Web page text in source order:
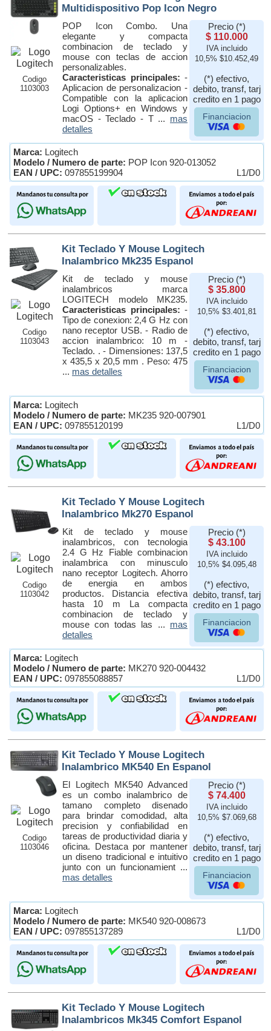
Codigo
1103003
Multidispositivo Pop Icon Negro
POP Icon Combo. Una
elegante y compacta
combinacion de teclado y
mouse con teclas de accion
personalizables.
Caracteristicas principales: -
Aplicacion de personalizacion -
Compatible con la aplicacion
Logi Options+ en Windows y
macOS - Teclado - T ... mas
detalles
Precio (*)
$ 110.000
IVA incluido
10,5% $10.452,49
(*) efectivo,
debito, transf, tarj
credito en 1 pago
Financiacion
Marca: Logitech
Modelo / Numero de parte: POP Icon 920-013052
EAN / UPC: 097855199904 L1/D0
Codigo
1103043
Kit Teclado Y Mouse Logitech
Inalambrico Mk235 Espanol
Kit de teclado y mouse
inalambricos marca
LOGITECH modelo MK235.
Caracteristicas principales: -
Tipo de conexion: 2,4 G Hz con
nano receptor USB. - Radio de
accion inalambrico: 10 m -
Teclado. . - Dimensiones: 137,5
x 435,5 x 20,5 mm . Peso: 475
... mas detalles
Precio (*)
$ 35.800
IVA incluido
10,5% $3.401,81
(*) efectivo,
debito, transf, tarj
credito en 1 pago
Financiacion
Marca: Logitech
Modelo / Numero de parte: MK235 920-007901
EAN / UPC: 097855120199 L1/D0
Codigo
1103042
Kit Teclado Y Mouse Logitech
Inalambrico Mk270 Espanol
Kit de teclado y mouse
inalambricos, con tecnologia
2.4 G Hz Fiable combinacion
inalambrica con minusculo
nano receptor Logitech. Ahorro
de energia en ambos
productos. Distancia efectiva
hasta 10 m La compacta
combinacion de teclado y
mouse con todas las ... mas
detalles
Precio (*)
$ 43.100
IVA incluido
10,5% $4.095,48
(*) efectivo,
debito, transf, tarj
credito en 1 pago
Financiacion
Marca: Logitech
Modelo / Numero de parte: MK270 920-004432
EAN / UPC: 097855088857 L1/D0
Codigo
1103046
Kit Teclado Y Mouse Logitech
Inalambrico MK540 En Espanol
El Logitech MK540 Advanced
es un combo inalambrico de
tamano completo disenado
para brindar comodidad, alta
precision y confiabilidad en
tareas de productividad diaria y
oficina. Destaca por mantener
un diseno tradicional e intuitivo
junto con un funcionamient ...
mas detalles
Precio (*)
$ 74.400
IVA incluido
10,5% $7.069,68
(*) efectivo,
debito, transf, tarj
credito en 1 pago
Financiacion
Marca: Logitech
Modelo / Numero de parte: MK540 920-008673
EAN / UPC: 097855137289 L1/D0
Kit Teclado Y Mouse Logitech
Inalambricos Mk345 Comfort Espanol